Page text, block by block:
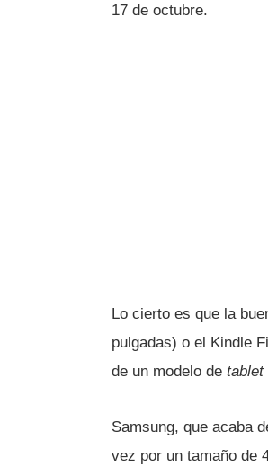
17 de octubre.
Lo cierto es que la
pulgadas) o el Kindle
de un modelo de tablet
Samsung, que acaba
vez por un tamaño de